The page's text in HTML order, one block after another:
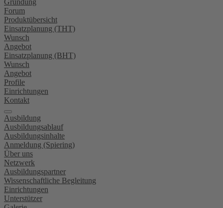
Gründung
Forum
Produktübersicht
Einsatzplanung (THT)
Wunsch
Angebot
Einsatzplanung (BHT)
Wunsch
Angebot
Profile
Einrichtungen
Kontakt
Ausbildung
Ausbildungsablauf
Ausbildungsinhalte
Anmeldung (Spiering)
Über uns
Netzwerk
Ausbildungspartner
Wissenschaftliche Begleitung
Einrichtungen
Unterstützer